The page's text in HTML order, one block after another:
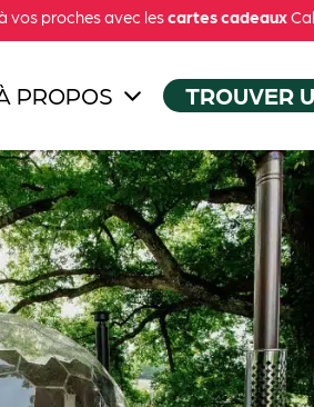
vos proches avec lescartes cadeaux
PROPOS TROUVER